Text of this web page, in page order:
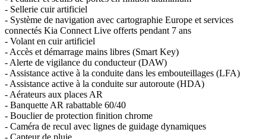
- Sellerie cuir artificiel
- Système de navigation avec cartographie Europe et services
connectés Kia Connect Live offerts pendant 7 ans
- Volant en cuir artificiel
- Accès et démarrage mains libres (Smart Key)
- Alerte de vigilance du conducteur (DAW)
- Assistance active à la conduite dans les embouteillages (LFA)
- Assistance active à la conduite sur autoroute (HDA)
- Aérateurs aux places AR
- Banquette AR rabattable 60/40
- Bouclier de protection finition chrome
- Caméra de recul avec lignes de guidage dynamiques
- Capteur de pluie